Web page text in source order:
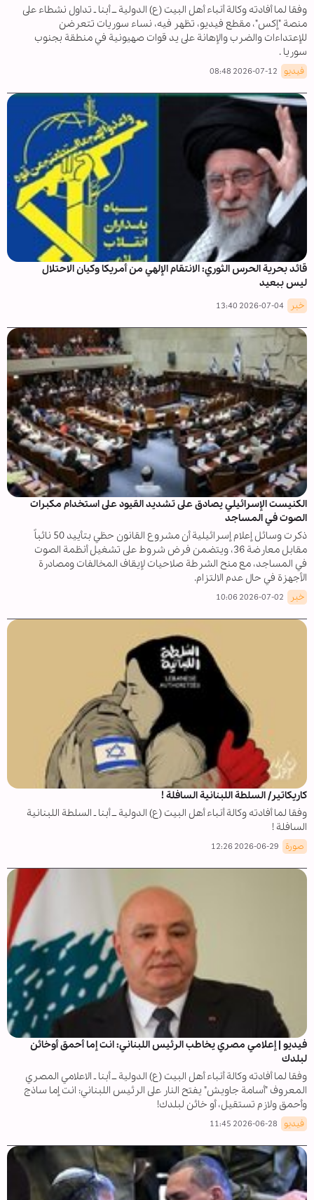
وفقا لما أفادته وكالة أنباء أهل البيت (ع) الدولية ــ أبنا ـ تداول نشطاء على
منصة "إكس"، مقطع فيديو، تظهر فيه، نساء سوريات تتعرضن
للإعتداءات والضرب والإهانة على يد قوات صهيونية في منطقة بجنوب
سوريا .
فيديو 2026-07-12 08:48
قائد بحرية الحرس الثوري: الانتقام الإلهي من أمريكا وكيان الاحتلال
ليس ببعيد
خبر 2026-07-04 13:40
الكنيست الإسرائيلي يصادق على تشديد القيود على استخدام مكبرات
الصوت في المساجد
ذكرت وسائل إعلام إسرائيلية أن مشروع القانون حظي بتأييد 50 نائباً
مقابل معارضة 36، ويتضمن فرض شروط على تشغيل أنظمة الصوت
في المساجد، مع منح الشرطة صلاحيات لإيقاف المخالفات ومصادرة
الأجهزة في حال عدم الالتزام.
خبر 2026-07-02 10:06
كاريكاتير/ السلطة اللبنانية السافلة !
وفقا لما أفادته وكالة أنباء أهل البيت (ع) الدولية ــ أبنا ـ السلطة اللبنانية
السافلة !
صورة 2026-06-29 12:26
فيديو | إعلامي مصري يخاطب الرئيس اللبناني: انت إما أحمق أوخائن
لبلدك
وفقا لما أفادته وكالة أنباء أهل البيت (ع) الدولية ــ أبنا ـ الاعلامي المصري
المعروف "أسامة جاويش" يفتح النار على الرئيس اللبناني: انت إما ساذج
وأحمق ولازم تستقيل، أو خائن لبلدك!
فيديو 2026-06-28 11:45